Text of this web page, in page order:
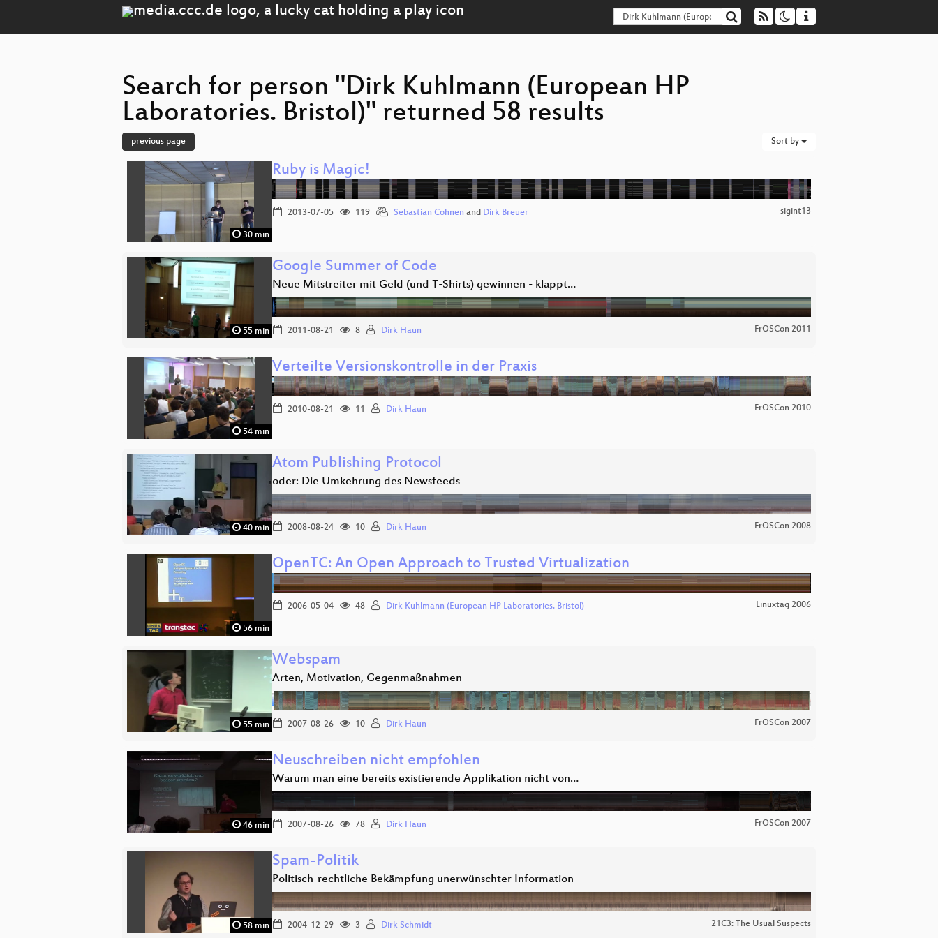
Search for person "Dirk Kuhlmann (European HP
Laboratories. Bristol)" returned 58 results
previous page Sort by
30 min
Ruby is Magic!
2013-07-05 119 Sebastian Cohnen and Dirk Breuer sigint13
55 min
Google Summer of Code
Neue Mitstreiter mit Geld (und T-Shirts) gewinnen - klappt…
2011-08-21 8 Dirk Haun FrOSCon 2011
54 min
Verteilte Versionskontrolle in der Praxis
2010-08-21 11 Dirk Haun FrOSCon 2010
40 min
Atom Publishing Protocol
oder: Die Umkehrung des Newsfeeds
2008-08-24 10 Dirk Haun FrOSCon 2008
56 min
OpenTC: An Open Approach to Trusted Virtualization
2006-05-04 48 Dirk Kuhlmann (European HP Laboratories. Bristol) Linuxtag 2006
55 min
Webspam
Arten, Motivation, Gegenmaßnahmen
2007-08-26 10 Dirk Haun FrOSCon 2007
46 min
Neuschreiben nicht empfohlen
Warum man eine bereits existierende Applikation nicht von…
2007-08-26 78 Dirk Haun FrOSCon 2007
58 min
Spam-Politik
Politisch-rechtliche Bekämpfung unerwünschter Information
2004-12-29 3 Dirk Schmidt 21C3: The Usual Suspects